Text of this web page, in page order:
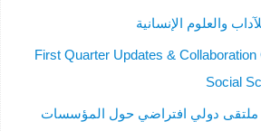
والعلوم الإنسانية
First Quarter Updates &
Social
ملتقى دولي افتراضي حول المؤسسات